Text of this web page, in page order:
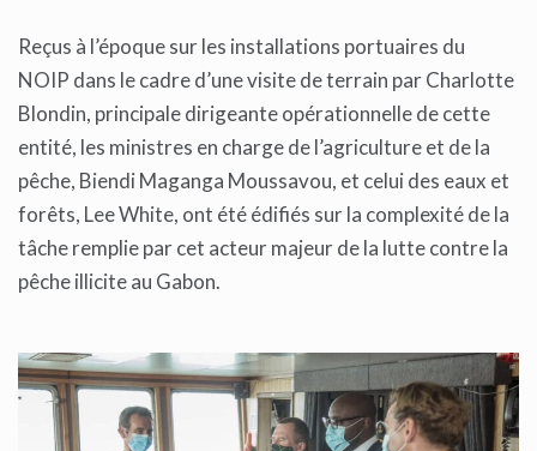
Reçus à l’époque sur les installations portuaires du
NOIP dans le cadre d’une visite de terrain par Charlotte
Blondin, principale dirigeante opérationnelle de cette
entité, les ministres en charge de l’agriculture et de la
pêche, Biendi Maganga Moussavou, et celui des eaux et
forêts, Lee White, ont été édifiés sur la complexité de la
tâche remplie par cet acteur majeur de la lutte contre la
pêche illicite au Gabon.